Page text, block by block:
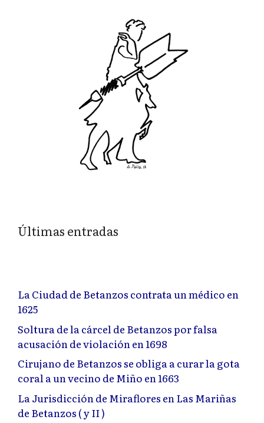
Últimas entradas
La Ciudad de Betanzos contrata un médico en
1625
Soltura de la cárcel de Betanzos por falsa
acusación de violación en 1698
Cirujano de Betanzos se obliga a curar la gota
coral a un vecino de Miño en 1663
La Jurisdicción de Miraflores en Las Mariñas
de Betanzos ( y II )